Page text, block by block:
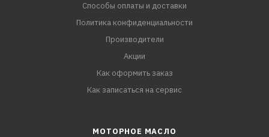
Способы оплаты и доставки
Политика конфиденциальности
Производители
Акции
Как оформить заказ
Как записаться на сервис
МОТОРНОЕ МАСЛО